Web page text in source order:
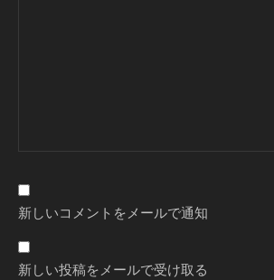
新しいコメントをメールで通知
新しい投稿をメールで受け取る